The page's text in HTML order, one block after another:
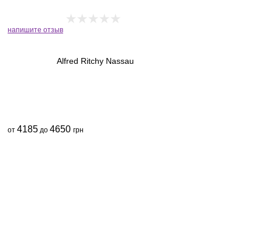
напишите отзыв
Alfred Ritchy Nassau
от 4185 до 4650 грн